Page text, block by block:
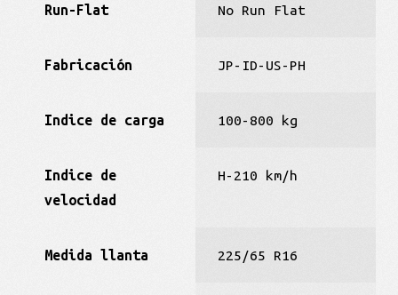
Run-Flat No Run Flat
Fabricación JP-ID-US-PH
Indice de carga 100-800 kg
Indice de
velocidad
H-210 km/h
Medida llanta 225/65 R16